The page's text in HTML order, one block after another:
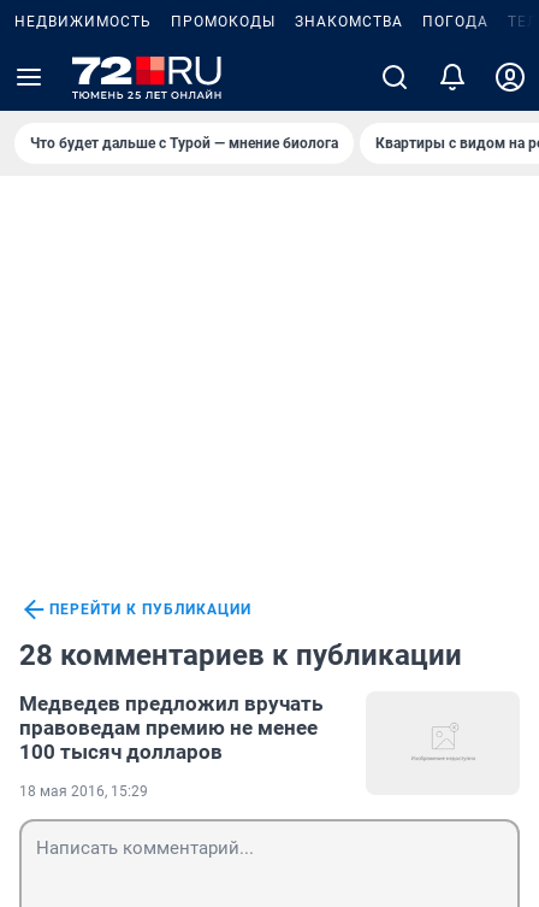
НЕДВИЖИМОСТЬ ПРОМОКОДЫ ЗНАКОМСТВА ПОГОДА
Что будет дальше с Турой — мнение биолога Квартиры с видом на
ПЕРЕЙТИ К ПУБЛИКАЦИИ
28 комментариев к публикации
Медведев предложил вручать
правоведам премию не менее
100 тысяч долларов
18 мая 2016, 15:29